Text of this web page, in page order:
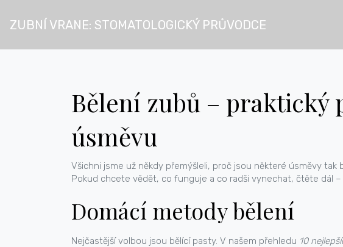
ZUBNÍ VRANE: STOMATOLOGICKÝ PRŮVODCE
Bělení zubů – praktický
úsměvu
Všichni jsme už někdy přemýšleli, proč jsou některé úsměvy
Pokud chcete vědět, co funguje a co radši vynechat, čtěte dál
Domácí metody bělení
Nejčastější volbou jsou bělící pasty. V našem přehledu 10